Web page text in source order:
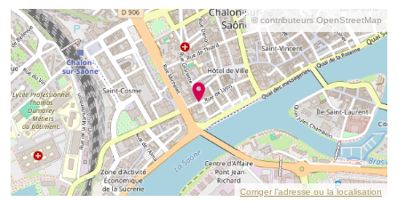
© contributeurs OpenStreetMap
Corriger l’adresse ou la localisation